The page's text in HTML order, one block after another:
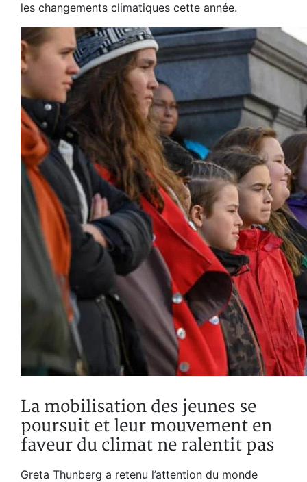
les changements climatiques cette année.
La mobilisation des jeunes se
poursuit et leur mouvement en
faveur du climat ne ralentit pas
Greta Thunberg a retenu l’attention du monde